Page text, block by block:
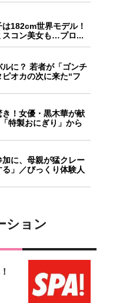
182cm世界モデル！
スコン美女も…プロ...
に？ 若者が「ゴンチ
オカの次に来た“フ
き！女優・黒木華が献
特製おにぎり」から
に、母親が猛クレー
」／びっくり体験人
ション